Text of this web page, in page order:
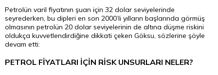
Petrolün varil fiyatının şuan için 32 dolar seviyelerinde
seyrederken, bu dipleri en son 2000’li yılların başlarında görmüş
olmasının petrolün 20 dolar seviyelerinin de altına düşme riskini
oldukça kuvvetlendirdiğine dikkati çeken Göksu, sözlerine şöyle
devam etti:
PETROL FİYATLARI İÇİN RİSK UNSURLARI NELER?